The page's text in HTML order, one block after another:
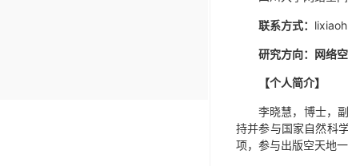
联系方式：
研究方向： 网络
【个人简介】
李晓慧，博士，
持并参与国家自然科
项，参与出版空天地